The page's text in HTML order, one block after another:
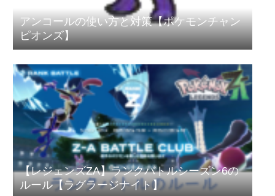
アンコールの使い方と対策【ポケモンチャン
ピオンズ】
【レジェンズZA】ランクバトルシーズン6の
ルール【ラグラージナイト】